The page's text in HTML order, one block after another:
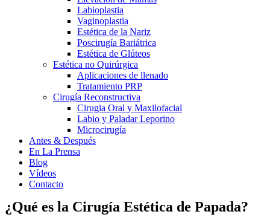
Labioplastia
Vaginoplastia
Estética de la Nariz
Poscirugía Bariátrica
Estética de Glúteos
Estética no Quirúrgica
Aplicaciones de llenado
Tratamiento PRP
Cirugía Reconstructiva
Cirugia Oral y Maxilofacial
Labio y Paladar Leporino
Microcirugía
Antes & Después
En La Prensa
Blog
Vídeos
Contacto
¿Qué es la Cirugía Estética de Papada?